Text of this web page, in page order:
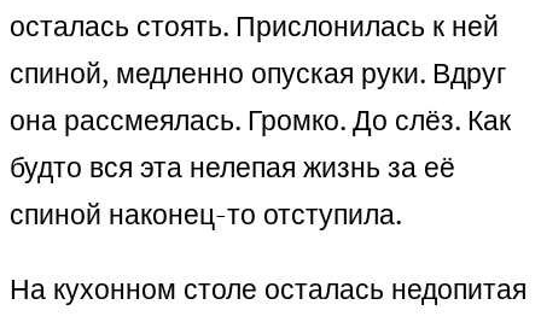
осталась стоять. Прислонилась к ней
спиной, медленно опуская руки. Вдруг
она рассмеялась. Громко. До слёз. Как
будто вся эта нелепая жизнь за её
спиной наконец-то отступила.
На кухонном столе осталась недопитая